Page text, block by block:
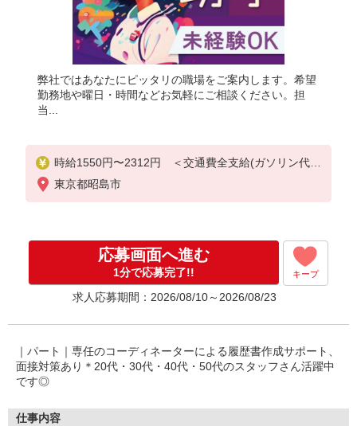
弊社ではあなたにピッタリの職場をご案内します。希望
勤務地や曜日・時間などお気軽にご相談ください。担
当...
時給1550円〜2312円 ＜交通費全支給(ガソリン代含
む)＞
東京都昭島市
応募画面へ進む
1分で応募完了!! キープ
求人応募期間：2026/08/10～2026/08/23
｜パート｜専任のコーディネーターによる履歴書作成サポート、
面接対策あり＊20代・30代・40代・50代のスタッフさん活躍中
です◎
仕事内容